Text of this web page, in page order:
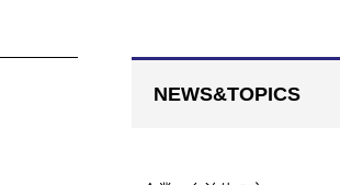
NEWS&TOPICS